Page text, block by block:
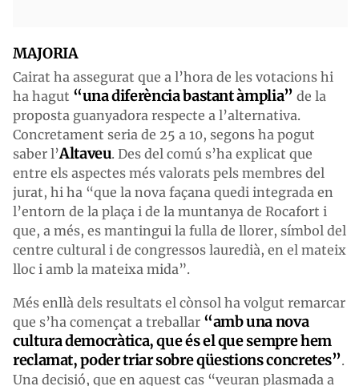
MAJORIA
Cairat ha assegurat que a l’hora de les votacions hi
ha hagut “una diferència bastant àmplia” de la
proposta guanyadora respecte a l’alternativa.
Concretament seria de 25 a 10, segons ha pogut
saber l’Altaveu. Des del comú s’ha explicat que
entre els aspectes més valorats pels membres del
jurat, hi ha “que la nova façana quedi integrada en
l’entorn de la plaça i de la muntanya de Rocafort i
que, a més, es mantingui la fulla de llorer, símbol del
centre cultural i de congressos lauredià, en el mateix
lloc i amb la mateixa mida”.
Més enllà dels resultats el cònsol ha volgut remarcar
que s’ha començat a treballar “amb una nova
cultura democràtica, que és el que sempre hem
reclamat, poder triar sobre qüestions concretes”.
Una decisió, que en aquest cas “veuran plasmada a